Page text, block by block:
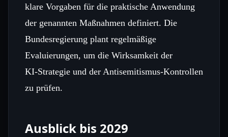
klare Vorgaben für die praktische Anwendung
der genannten Maßnahmen definiert. Die
Bundesregierung plant regelmäßige
Evaluierungen, um die Wirksamkeit der
KI‑Strategie und der Antisemitismus‑Kontrollen
zu prüfen.
Ausblick bis 2029